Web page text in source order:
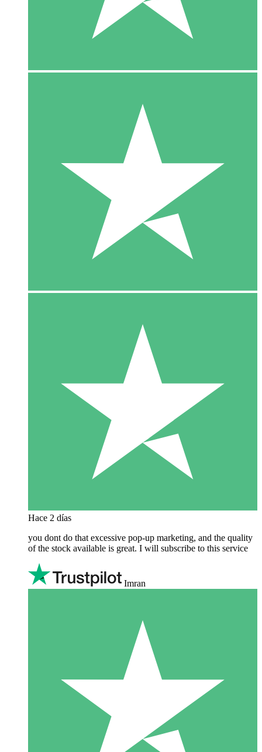
Hace 2 días
you dont do that excessive pop-up marketing, and the quality
of the stock available is great. I will subscribe to this service
Imran